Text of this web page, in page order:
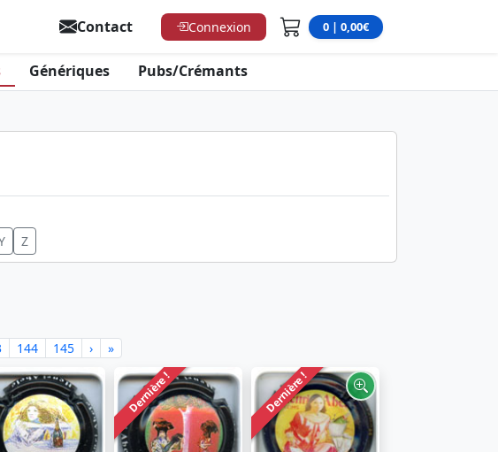
0 | 0,00€
Contact Connexion
Génériques Pubs/Crémants
Z
144 145 › »
Dernière ! Dernière !